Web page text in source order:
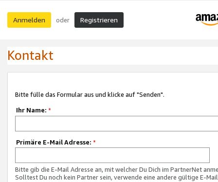
Anmelden oder Registrieren
Kontakt
Bitte fülle das Formular aus und klicke auf "Senden".
Ihr Name: *
Primäre E-Mail Adresse: *
Bitte gib die E-Mail Adresse an, mit welcher Du Dich im PartnerNet
Solltest Du noch kein Partner sein, verwende eine andere gültige E-